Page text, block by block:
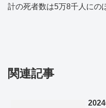
計の死者数は5万8千人にの
関連記事